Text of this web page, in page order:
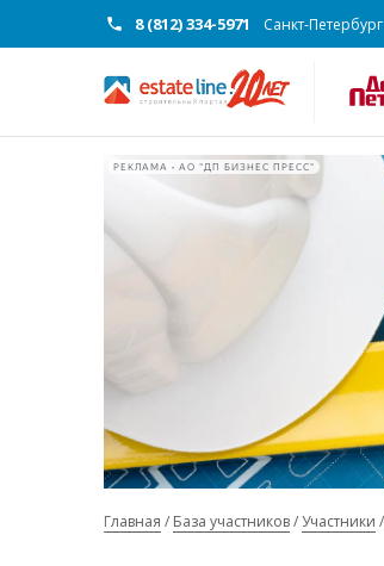
8 (812) 334-5971 Санкт-Петербург
РЕКЛАМА • АО "ДП БИЗНЕС ПРЕСС"
Главная База участников Участники